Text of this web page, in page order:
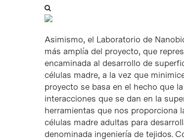
Asimismo, el Laboratorio de
más amplía del proyecto, que
encaminada al desarrollo de
células madre, a la vez que
proyecto se basa en el hecho que
interacciones que se dan en la
herramientas que nos proporciona
células madre adultas para
denominada ingeniería de tejidos.